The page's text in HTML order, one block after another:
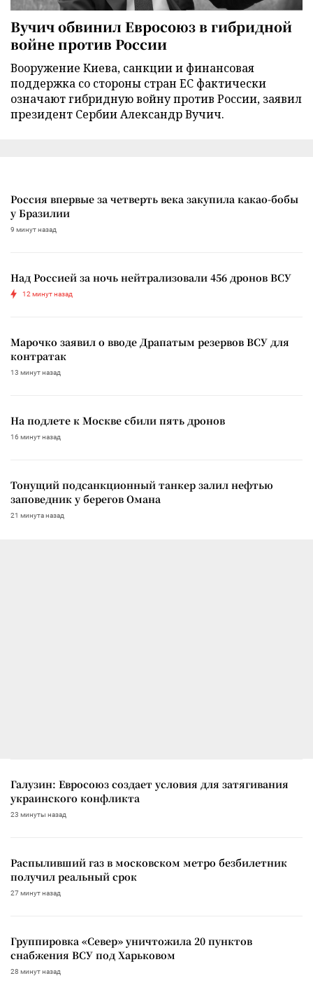
Вучич обвинил Евросоюз в гибридной
войне против России
Вооружение Киева, санкции и финансовая
поддержка со стороны стран ЕС фактически
означают гибридную войну против России, заявил
президент Сербии Александр Вучич.
Россия впервые за четверть века закупила какао-бобы
у Бразилии
9 минут назад
Над Россией за ночь нейтрализовали 456 дронов ВСУ
12 минут назад
Марочко заявил о вводе Драпатым резервов ВСУ для
контратак
13 минут назад
На подлете к Москве сбили пять дронов
16 минут назад
Тонущий подсанкционный танкер залил нефтью
заповедник у берегов Омана
21 минута назад
Галузин: Евросоюз создает условия для затягивания
украинского конфликта
23 минуты назад
Распыливший газ в московском метро безбилетник
получил реальный срок
27 минут назад
Группировка «Север» уничтожила 20 пунктов
снабжения ВСУ под Харьковом
28 минут назад